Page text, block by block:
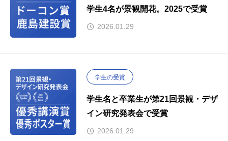
学生4名が景観開花。2025で受賞
2026.01.29
学生の受賞
学生名と卒業生が第21回景観・デザ
イン研究発表会で受賞
2026.01.29